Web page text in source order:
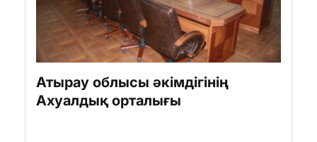
Атырау облысы әкімдігінің
Ахуалдық орталығы